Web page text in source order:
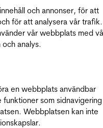
och annonser, för att
för att analysera vår
vår webbplats med
analys.
en webbplats användbar
som
Webbplatsen kan inte